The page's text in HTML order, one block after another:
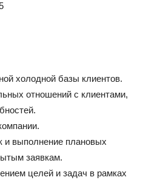
холодной базы клиентов.
отношений с клиентами,
выполнение плановых
заявкам.
целей и задач в рамках